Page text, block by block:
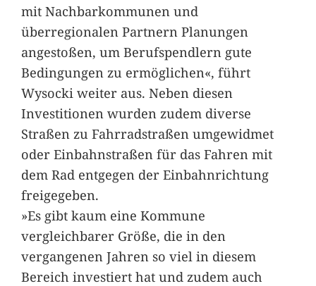
mit Nachbarkommunen und
überregionalen Partnern Planungen
angestoßen, um Berufspendlern gute
Bedingungen zu ermöglichen«, führt
Wysocki weiter aus. Neben diesen
Investitionen wurden zudem diverse
Straßen zu Fahrradstraßen umgewidmet
oder Einbahnstraßen für das Fahren mit
dem Rad entgegen der Einbahnrichtung
freigegeben.
»Es gibt kaum eine Kommune
vergleichbarer Größe, die in den
vergangenen Jahren so viel in diesem
Bereich investiert hat und zudem auch